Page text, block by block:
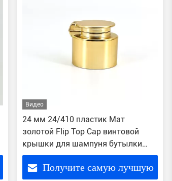
Видео
24 мм 24/410 пластик Мат
золотой Flip Top Cap винтовой
крышки для шампуня бутылки
мыла
Получите самую лучшую